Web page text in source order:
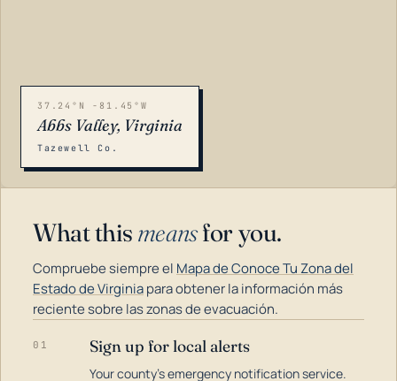
37.24°N -81.45°W
Abbs Valley, Virginia
Tazewell Co.
What this meansfor you.
Compruebe siempre el Mapa de Conoce Tu Zona del
Estado de Virginiapara obtener la información más
reciente sobre las zonas de evacuación.
01 Sign up for local alerts
Your county's emergency notification service.